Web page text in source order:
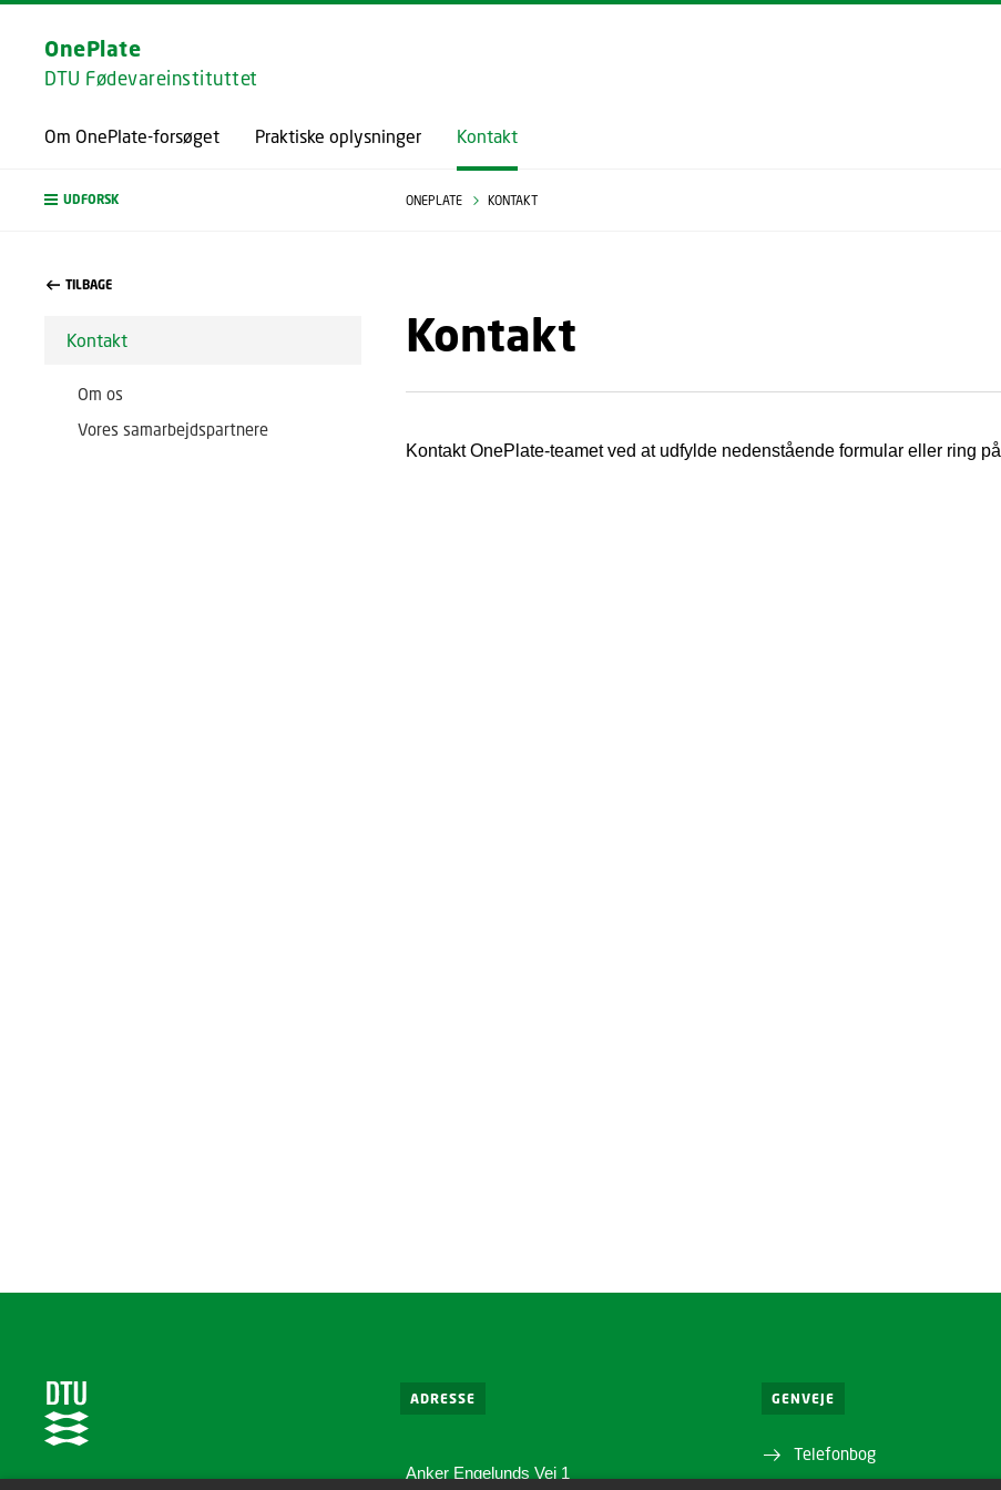
GÅ TIL PRIMÆRT INDHOLD (TRYK ENTER).
OnePlate
DTU Fødevareinstituttet
Om OnePlate-forsøget Praktiske oplysninger Kontakt
UDFORSK ONEPLATE KONTAKT
TILBAGE
Kontakt
Om os
Vores samarbejdspartnere
Kontakt
Kontakt OnePlate-teamet ved at udfylde nedenstående formular eller ring på
ADRESSE
Anker Engelunds Vej 1
GENVEJE
Telefonbog